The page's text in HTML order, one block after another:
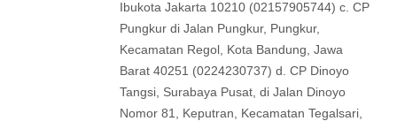
Ibukota Jakarta 10210 (02157905744) c. CP
Pungkur di Jalan Pungkur, Pungkur,
Kecamatan Regol, Kota Bandung, Jawa
Barat 40251 (0224230737) d. CP Dinoyo
Tangsi, Surabaya Pusat, di Jalan Dinoyo
Nomor 81, Keputran, Kecamatan Tegalsari,